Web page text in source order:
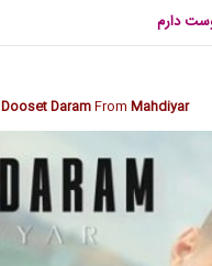
دارم
Dooset DaramFrom Mahdiyar